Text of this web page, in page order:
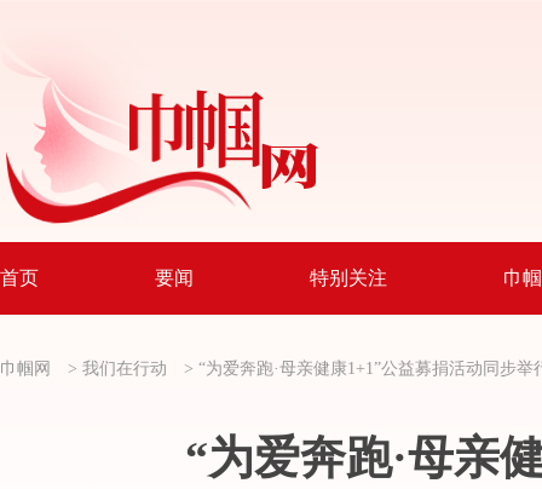
首页 要闻 特别关注 巾
巾帼网 > 我们在行动 > “为爱奔跑·母亲健康1+1”公益募捐活动同步举
“为爱奔跑·母亲